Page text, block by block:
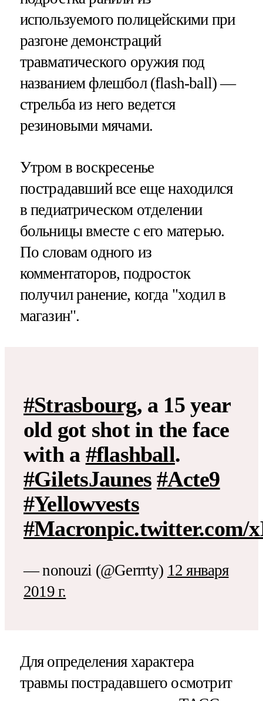
используемого полицейскими при
разгоне демонстраций
травматического оружия под
названием флешбол (flash-ball) —
стрельба из него ведется
резиновыми мячами.
Утром в воскресенье
пострадавший все еще находился
в педиатрическом отделении
больницы вместе с его матерью.
По словам одного из
комментаторов, подросток
получил ранение, когда "ходил в
магазин".
#Strasbourg, a 15 year
old got shot in the face
with a #flashball.
#GiletsJaunes #Acte9
#Yellowvests
#Macronpic.twitter.com/
— nonouzi (@Gerrrty) 12 января
2019 г.
Для определения характера
травмы пострадавшего осмотрит